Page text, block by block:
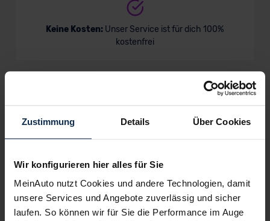
Zustimmung Details Über Cookies
Wir konfigurieren hier alles für Sie
MeinAuto nutzt Cookies und andere Technologien, damit
unsere Services und Angebote zuverlässig und sicher
laufen. So können wir für Sie die Performance im Auge
Keine Kosten: Unser Service ist für dich 100%
kostenfrei
Wir sind stolz auf eine hohe
dadurch ihr Wunschauto zum Top-Rabatt erhalten und
bewerten unsere Arbeit positiv.